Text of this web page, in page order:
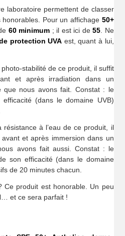
laboratoire permettent de classer
Pour un affichage 50+
60 minimum ; il est ici de55. Ne
protection UVA est, quant à lui,
stabilité de ce produit, il suffit
et après irradiation dans un
que nous avons fait. Constat : le
(dans le domaine UVB)
résistance à l’eau de ce produit, il
et après immersion dans un
avons fait aussi. Constat : le
son efficacité (dans le domaine
de 20 minutes chacun.
Ce produit est honorable. Un peu
et ce sera parfait !